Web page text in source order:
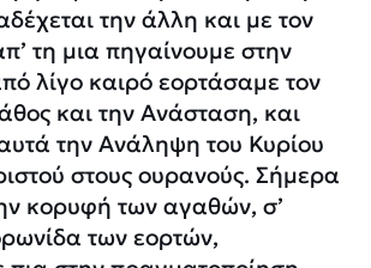
την άλλη και με τον
τη μια πηγαίνουμε στην
λίγο καιρό εορτάσαμε τον
και την Ανάσταση, και
την Ανάληψη του Κυρίου
στους ουρανούς. Σήμερα
κορυφή των αγαθών, σ’
των εορτών,